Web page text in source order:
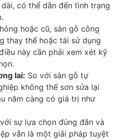
có thể dẫn đến tình trạng
hoặc cũ, sàn gỗ công
thay thế hoặc tái sử dụng
này cần phải xem xét kỹ
lai: So với sàn gỗ tự
không thể sơn sửa lại
năm càng có giá trị như
sự lựa chọn đúng đắn và
vẫn là một giải pháp tuyệt